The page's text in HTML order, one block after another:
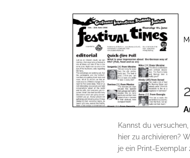
Kannst du
hier zu archivieren?
je ein Print-Exemplar